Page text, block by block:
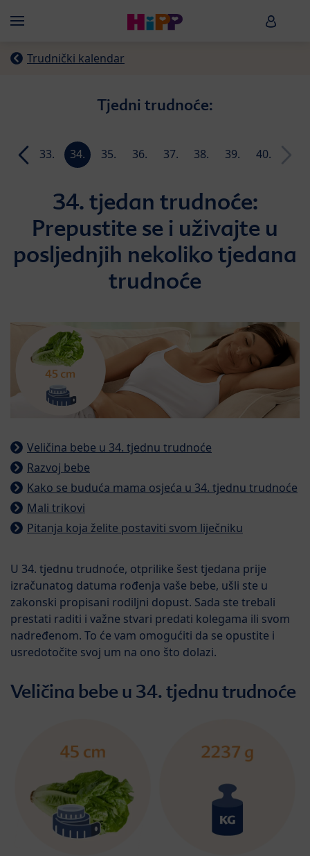
Menü HiPP
Trudnički kalendar
Tjedni trudnoće:
32.
33.
34.
35.
36.
37.
38.
39.
40.
34. tjedan trudnoće:
Prepustite se i uživajte u
posljednjih nekoliko tjedana
trudnoće
Veličina bebe u 34. tjednu trudnoće
Razvoj bebe
Kako se buduća mama osjeća u 34. tjednu trudnoće
Mali trikovi
Pitanja koja želite postaviti svom liječniku
U 34. tjednu trudnoće, otprilike šest tjedana prije
izračunatog datuma rođenja vaše bebe, ušli ste u
zakonski propisani rodiljni dopust. Sada ste trebali
prestati raditi i važne stvari predati kolegama ili svom
nadređenom. To će vam omogućiti da se opustite i
usredotočite svoj um na ono što dolazi.
Veličina bebe u 34. tjednu trudnoće